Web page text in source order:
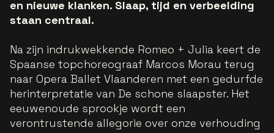
en nieuwe klanken. Slaap, tijd en verbeelding
staan centraal.
Na zijn indrukwekkende Romeo + Julia keert de
Spaanse topchoreograaf Marcos Morau terug
naar Opera Ballet Vlaanderen met een gedurfde
herinterpretatie van De schone slaapster. Het
eeuwenoude sprookje wordt een
verontrustende allegorie over onze verhouding